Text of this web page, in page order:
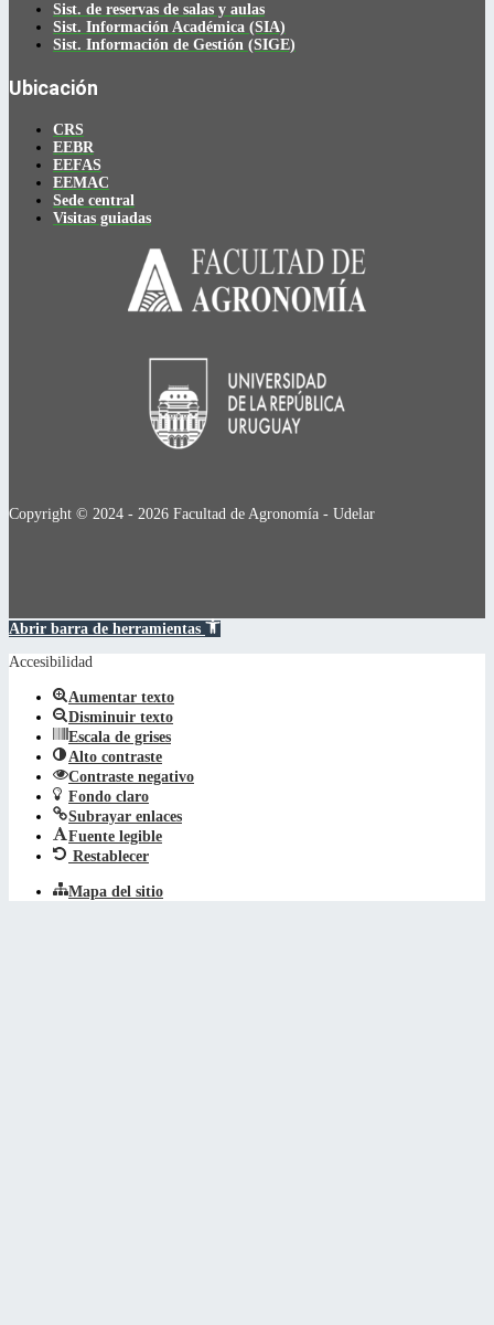
Sist. de reservas de salas y aulas
Sist. Información Académica (SIA)
Sist. Información de Gestión (SIGE)
Ubicación
CRS
EEBR
EEFAS
EEMAC
Sede central
Visitas guiadas
Copyright © 2024 - 2026 Facultad de Agronomía - Udelar
Abrir barra de herramientas
Accesibilidad
Aumentar texto
Disminuir texto
Escala de grises
Alto contraste
Contraste negativo
Fondo claro
Subrayar enlaces
Fuente legible
Restablecer
Mapa del sitio